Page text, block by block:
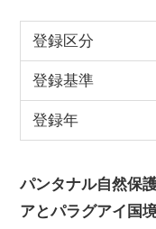
登録区分
登録基準
登録年
パンタナル自然保
アとパラグアイ国